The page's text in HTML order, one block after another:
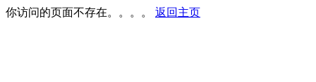
你访问的页面不存在。。。。 返回主页